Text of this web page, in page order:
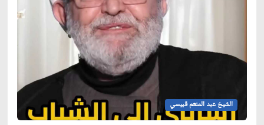
الشيخ عبد المنعم قبيسي